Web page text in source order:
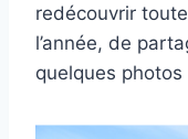
redécouvrir
l’année, de
quelques photos